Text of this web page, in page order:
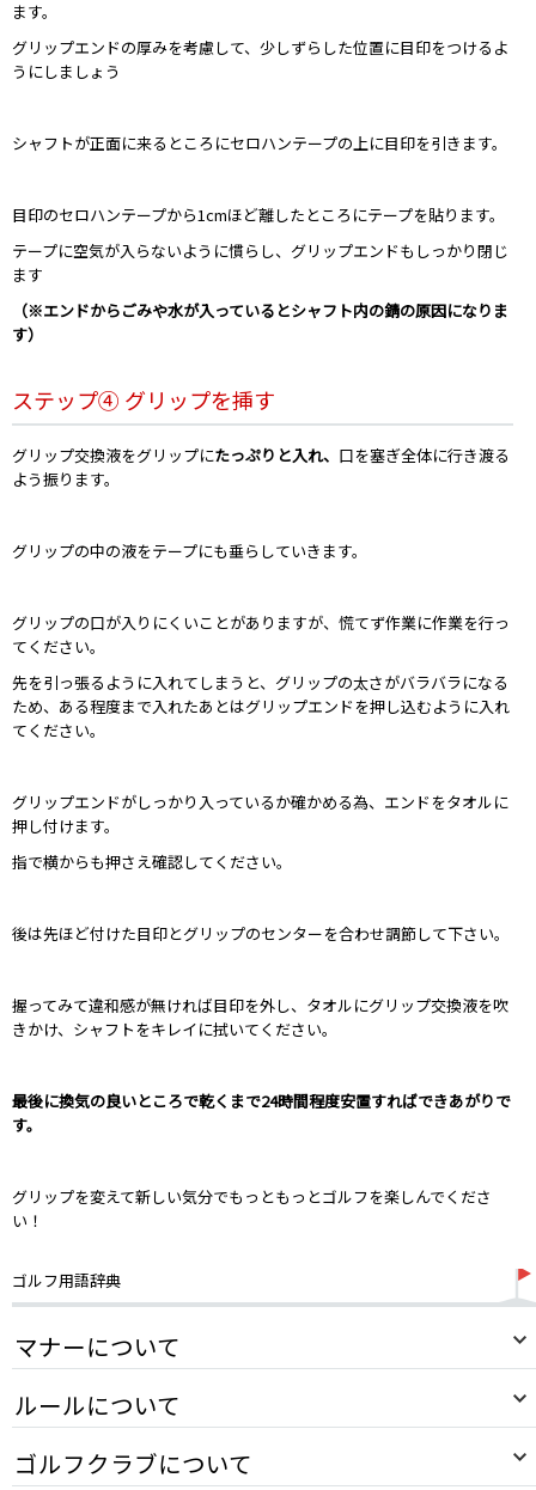
ます。
グリップエンドの厚みを考慮して、少しずらした位置に目印をつけるよ
うにしましょう
シャフトが正面に来るところにセロハンテープの上に目印を引きます。
目印のセロハンテープから1cmほど離したところにテープを貼ります。
テープに空気が入らないように慣らし、グリップエンドもしっかり閉じ
ます
（※エンドからごみや水が入っているとシャフト内の錆の原因になりま
す）
ステップ④ グリップを挿す
グリップ交換液をグリップにたっぷりと入れ、 口を塞ぎ全体に行き渡る
よう振ります。
グリップの中の液をテープにも垂らしていきます。
グリップの口が入りにくいことがありますが、慌てず作業に作業を行っ
てください。
先を引っ張るように入れてしまうと、グリップの太さがバラバラになる
ため、ある程度まで入れたあとはグリップエンドを押し込むように入れ
てください。
グリップエンドがしっかり入っているか確かめる為、エンドをタオルに
押し付けます。
指で横からも押さえ確認してください。
後は先ほど付けた目印とグリップのセンターを合わせ調節して下さい。
握ってみて違和感が無ければ目印を外し、タオルにグリップ交換液を吹
きかけ、シャフトをキレイに拭いてください。
最後に換気の良いところで乾くまで24時間程度安置すればできあがりで
す。
グリップを変えて新しい気分でもっともっとゴルフを楽しんでくださ
い！
ゴルフ用語辞典
マナーについて
ルールについて
ゴルフクラブについて